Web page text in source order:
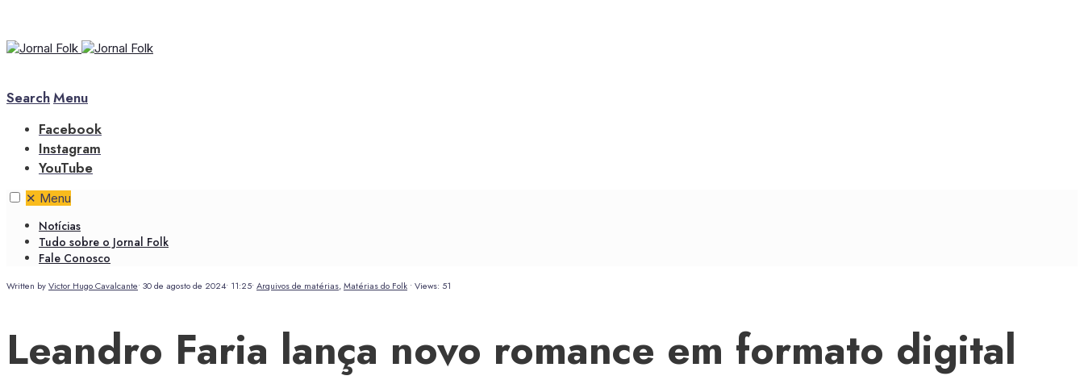
SearchMenu
Facebook
Instagram
YouTube
✕ Menu
Notícias
Tudo sobre o Jornal Folk
Fale Conosco
Written byVictor Hugo Cavalcante• 30 de agosto de 2024• 11:25• Arquivos de matérias,Matérias do Folk • Views: 51
Leandro Faria lança novo romance em formato digital